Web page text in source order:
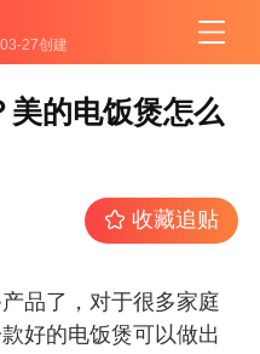
27创建
美的电饭煲怎么
收藏追贴
品了，对于很多家庭
好的电饭煲可以做出